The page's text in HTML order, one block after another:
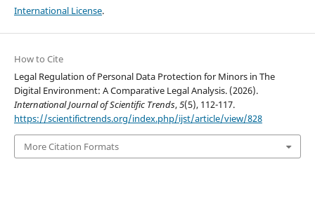
International License.
How to Cite
Legal Regulation of Personal Data Protection for Minors in The
Digital Environment: A Comparative Legal Analysis. (2026).
International Journal of Scientific Trends,5(5), 112-117.
https://scientifictrends.org/index.php/ijst/article/view/828
More Citation Formats